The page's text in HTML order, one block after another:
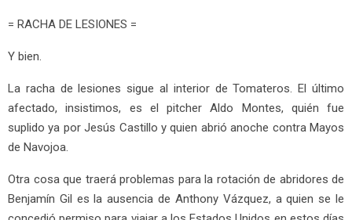
= RACHA DE LESIONES =
Y bien.
La racha de lesiones sigue al interior de Tomateros. El último
afectado, insistimos, es el pitcher Aldo Montes, quién fue
suplido ya por Jesús Castillo y quien abrió anoche contra Mayos
de Navojoa.
Otra cosa que traerá problemas para la rotación de abridores de
Benjamín Gil es la ausencia de Anthony Vázquez, a quien se le